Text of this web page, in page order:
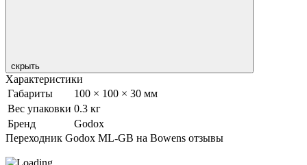
скрыть
Характеристики
Габариты
100 × 100 × 30 мм
Вес упаковки 0.3 кг
Бренд
Godox
Переходник Godox ML-GB на Bowens отзывы